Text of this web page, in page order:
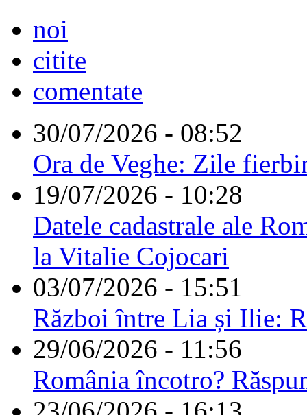
noi
citite
comentate
30/07/2026 - 08:52
Ora de Veghe: Zile
19/07/2026 - 10:28
Datele cadastrale ale
la Vitalie Cojocari
03/07/2026 - 15:51
Război între Lia și Ilie:
29/06/2026 - 11:56
România încotro?